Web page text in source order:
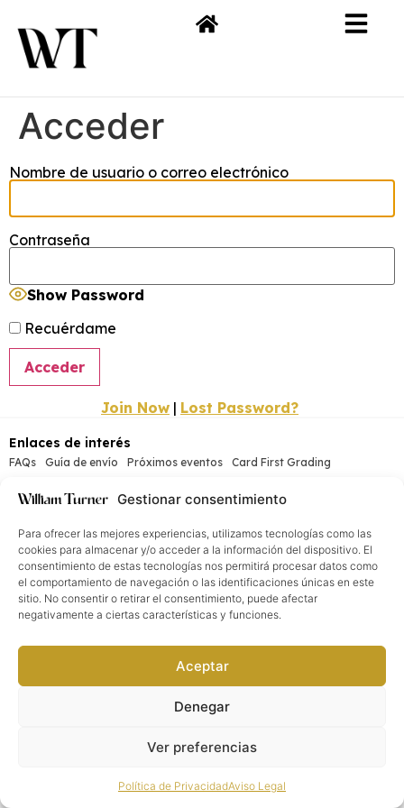
Gestionar consentimiento
Para ofrecer las mejores experiencias, utilizamos tecnologías como las
cookies para almacenar y/o acceder a la información del dispositivo. El
consentimiento de estas tecnologías nos permitirá procesar datos como
el comportamiento de navegación o las identificaciones únicas en este
sitio. No consentir o retirar el consentimiento, puede afectar
negativamente a ciertas características y funciones.
Aceptar
Denegar
Ver preferencias
Política de PrivacidadAviso Legal
Acceder
Nombre de usuario o correo electrónico
Contraseña
Show Password
Recuérdame
Join Now | Lost Password?
Enlaces de interés
FAQs Guía de envío Próximos eventos
Card First Grading
Información legal
Aviso Legal Política de Privacidad Términos y Condiciones
Media & Social